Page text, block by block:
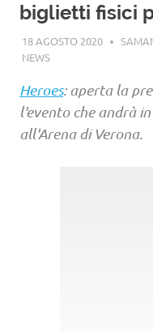
biglietti fisici
18 AGOSTO 2020
NEWS
Heroes: aperta la
l'evento che andrà
all'Arena di Verona.